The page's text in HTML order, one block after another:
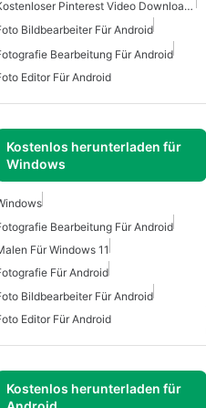
Kostenloser Pinterest Video Downloader Für Android
Bildbearbeiter Für Android
Bearbeitung Für Android
Editor Für Android
Kostenlos herunterladen für
Windows
Bearbeitung Für Android
Für Windows 11
Für Android
Bildbearbeiter Für Android
Editor Für Android
Kostenlos herunterladen für